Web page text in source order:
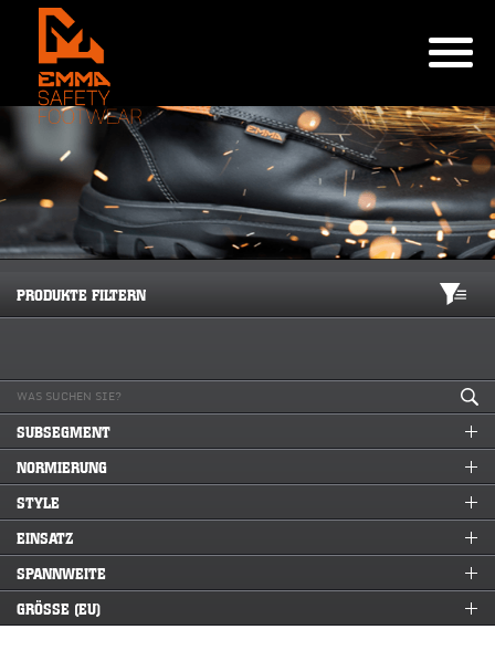
PRODUKTE FILTERN
SUBSEGMENT
NORMIERUNG
STYLE
EINSATZ
SPANNWEITE
GRÖSSE (EU)